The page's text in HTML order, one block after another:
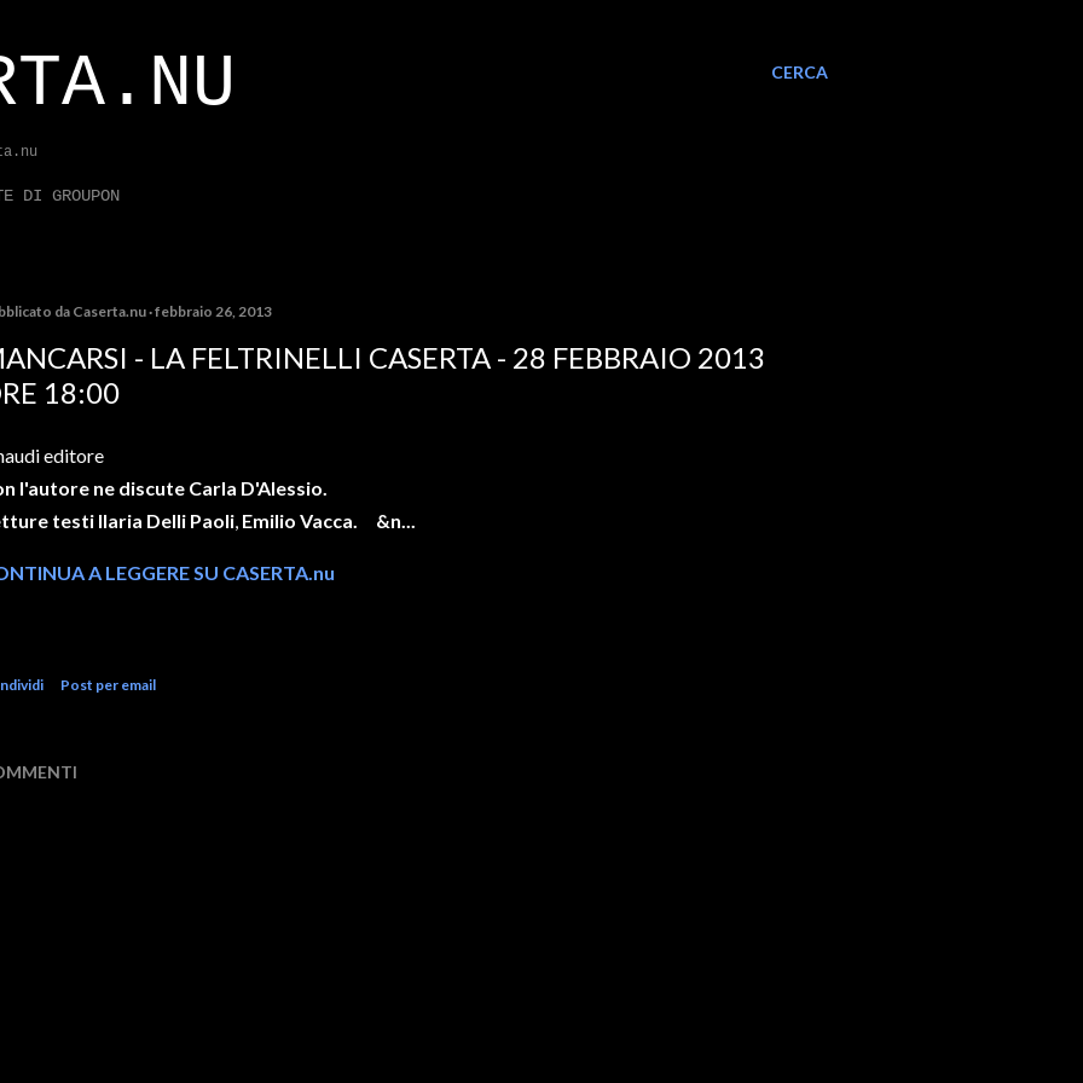
CERCA
DI GROUPON
da Caserta.nu febbraio 26, 2013
- LA FELTRINELLI CASERTA - 28 FEBBRAIO 2013
18:00
editore
l'autore ne discute Carla D'Alessio.
testi Ilaria Delli Paoli, Emilio Vacca. &n...
A LEGGERE SU CASERTA.nu
Post per email